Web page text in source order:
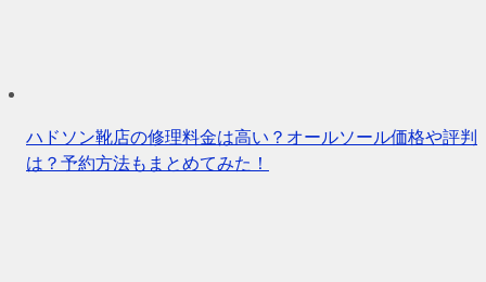
ハドソン靴店の修理料金は高い？オールソール価格や評判
は？予約方法もまとめてみた！